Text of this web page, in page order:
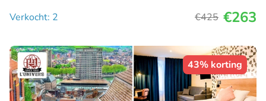
Verkocht: 2
€425 €263
43% korting